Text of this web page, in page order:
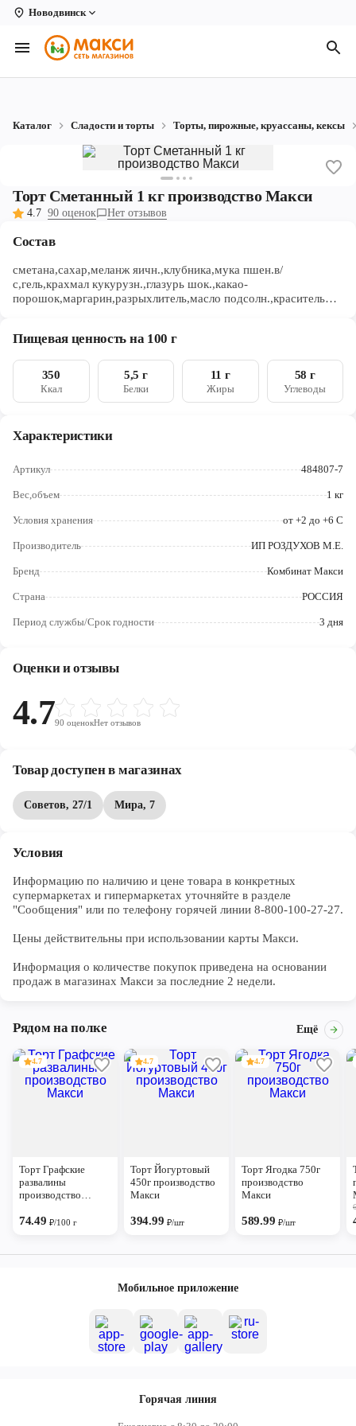
Новодвинск
Вологда
Архангельск
Коряжма
Котлас
Новодвинск
Рыбинск
Череповец
Ярославль
Каталог Сладости и торты Торты, пирожные, круассаны, кексы
Торт Сметанный 1 кг производство Макси
4.7 90 оценок Нет отзывов
Состав
сметана,сахар,меланж яичн.,клубника,мука пшен.в/
с,гель,крахмал кукурузн.,глазурь шок.,какао-
порошок,маргарин,разрыхлитель,масло подсолн.,краситель
Пищевая ценность на 100 г
350
Ккал
5,5 г
Белки
11 г
Жиры
58 г
Углеводы
Характеристики
Артикул 484807-7
Вес,объем 1 кг
Условия хранения от +2 до +6 C
Производитель ИП РОЗДУХОВ М.Е.
Бренд Комбинат Макси
Страна РОССИЯ
Период службы/Срок годности 3 дня
Оценки и отзывы
4.790 оценокНет отзывов
Товар доступен в магазинах
Советов, 27/1 Мира, 7
Условия
Информацию по наличию и цене товара в конкретных
супермаркетах и гипермаркетах уточняйте в разделе
"Сообщения" или по телефону горячей линии 8-800-100-27-27.
Цены действительны при использовании карты Макси.
Информация о количестве покупок приведена на основании
продаж в магазинах Макси за последние 2 недели.
Рядом на полке Ещё
4.7
Торт Графские
развалины
производство
74.49₽/100 г
4.7
Торт Йогуртовый
450г производство
Макси
394.99 ₽/шт
4.7
Торт Ягодка 750г
производство
Макси
589.99 ₽/шт
Мобильное приложение
Горячая линия